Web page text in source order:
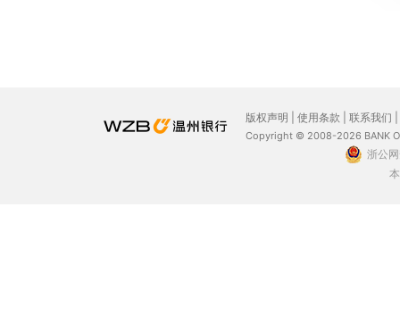
版权声明 使用条款 联系我们
Copyright © 2008-2026 BANK
浙公